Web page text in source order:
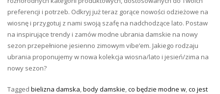
preferencji i potrzeb. Odkryj już teraz gorące nowości odzieżowe na
wiosnę i przygotuj z nami swoją szafę na nadchodzące lato. Postaw
na inspirujące trendy i zamów modne ubrania damskie na nowy
sezon przepełnione jesienno zimowym vibe’em. Jakiego rodzaju
ubrania proponujemy w nowa kolekcja wiosna/lato i jesień/zima na
nowy sezon?
Tagged bielizna damska,body damskie,co będzie modne w,co jest